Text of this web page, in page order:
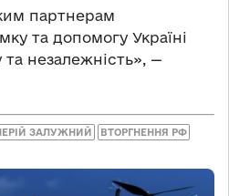
партнерам
та допомогу Україні
та незалежність», —
ЗАЛУЖНИЙ ВТОРГНЕННЯ РФ